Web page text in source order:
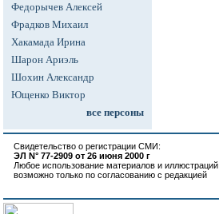
Федорычев Алексей
Фрадков Михаил
Хакамада Ирина
Шарон Ариэль
Шохин Александр
Ющенко Виктор
все персоны
Свидетельство о регистрации СМИ:
ЭЛ N° 77-2909 от 26 июня 2000 г
Любое использование материалов и иллюстраций
возможно только по согласованию с редакцией